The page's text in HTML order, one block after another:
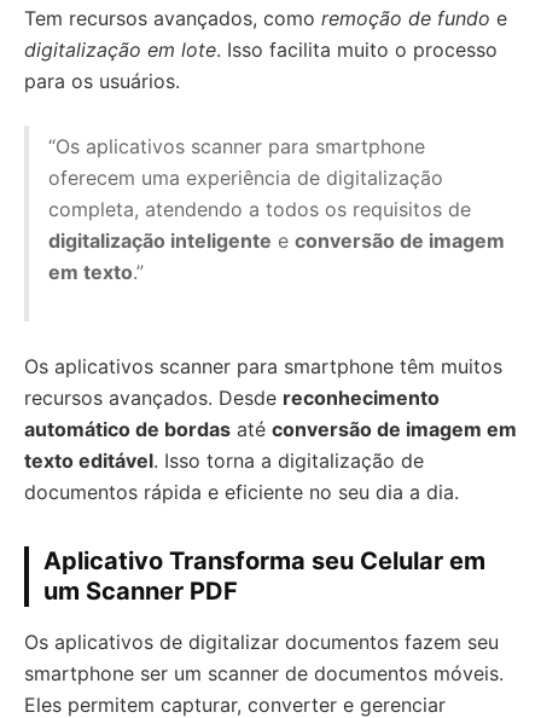
Tem recursos avançados, como remoção de fundo e
digitalização em lote. Isso facilita muito o processo
para os usuários.
“Os aplicativos scanner para smartphone
oferecem uma experiência de digitalização
completa, atendendo a todos os requisitos de
digitalização inteligente e conversão de imagem
em texto.”
Os aplicativos scanner para smartphone têm muitos
recursos avançados. Desde reconhecimento
automático de bordas até conversão de imagem em
texto editável. Isso torna a digitalização de
documentos rápida e eficiente no seu dia a dia.
Aplicativo Transforma seu Celular em
um Scanner PDF
Os aplicativos de digitalizar documentos fazem seu
smartphone ser um scanner de documentos móveis.
Eles permitem capturar, converter e gerenciar